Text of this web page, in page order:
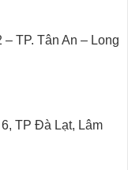
TP. Tân An – Long
TP Đà Lạt, Lâm